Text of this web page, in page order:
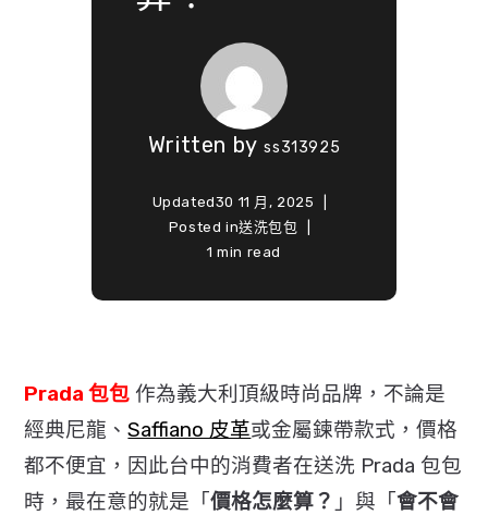
Written byss313925
Updated30 11 月, 2025
Posted in送洗包包
1 min read
Prada 包包 作為義大利頂級時尚品牌，不論是
經典尼龍、Saffiano 皮革或金屬鍊帶款式，價格
都不便宜，因此台中的消費者在送洗 Prada 包包
時，最在意的就是「價格怎麼算？ 」與「會不會